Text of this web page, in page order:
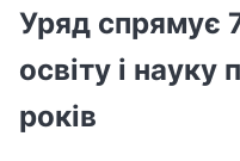
Уряд спрямує
освіту і науку
років